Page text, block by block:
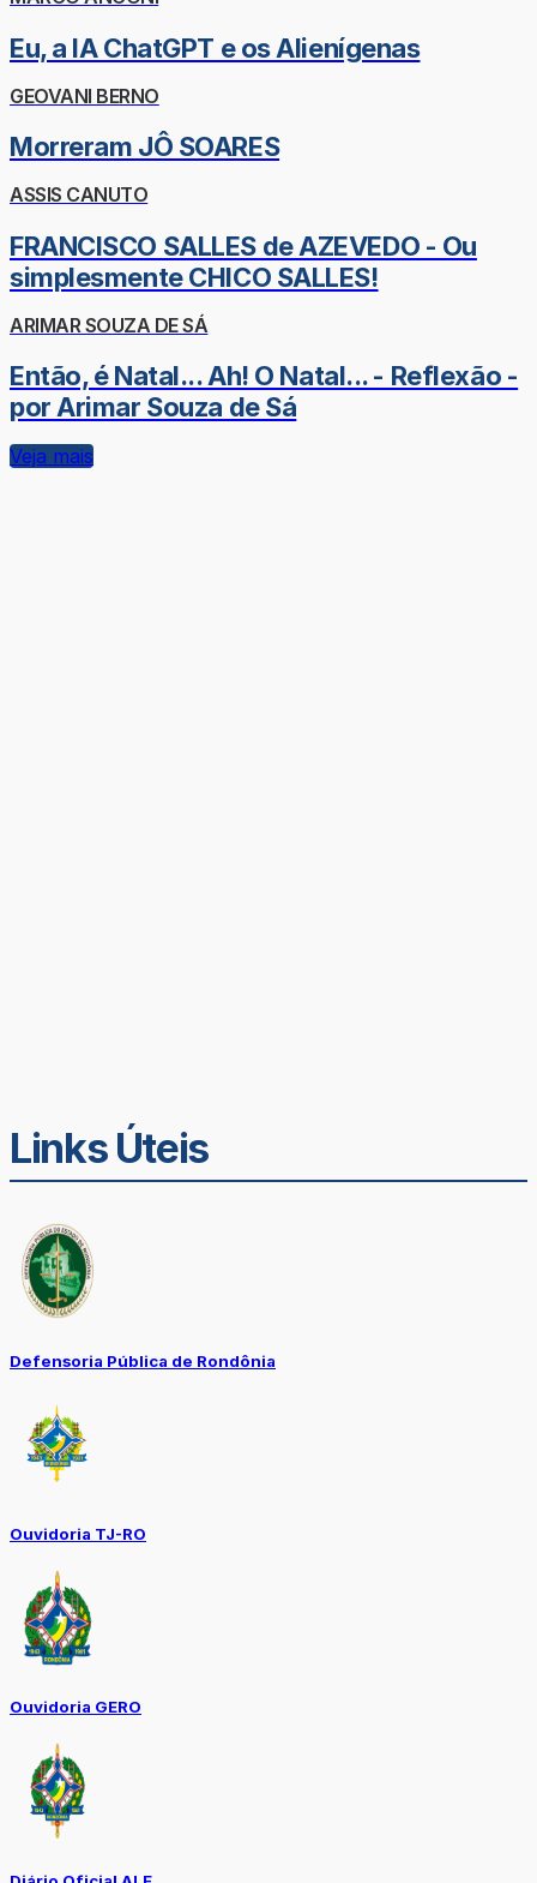
Eu, a IA ChatGPT e os Alienígenas
GEOVANI BERNO
Morreram JÔ SOARES
ASSIS CANUTO
FRANCISCO SALLES de AZEVEDO - Ou
simplesmente CHICO SALLES!
ARIMAR SOUZA DE SÁ
Então, é Natal... Ah! O Natal... - Reflexão -
por Arimar Souza de Sá
Veja mais
Links Úteis
Defensoria Pública de Rondônia
Ouvidoria TJ-RO
Ouvidoria GERO